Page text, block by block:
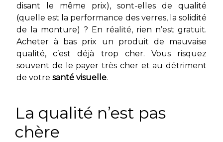
disant le même prix), sont-elles de qualité
(quelle est la performance des verres, la solidité
de la monture) ? En réalité, rien n’est gratuit.
Acheter à bas prix un produit de mauvaise
qualité, c’est déjà trop cher. Vous risquez
souvent de le payer très cher et au détriment
de votre santé visuelle.
La qualité n’est pas
chère